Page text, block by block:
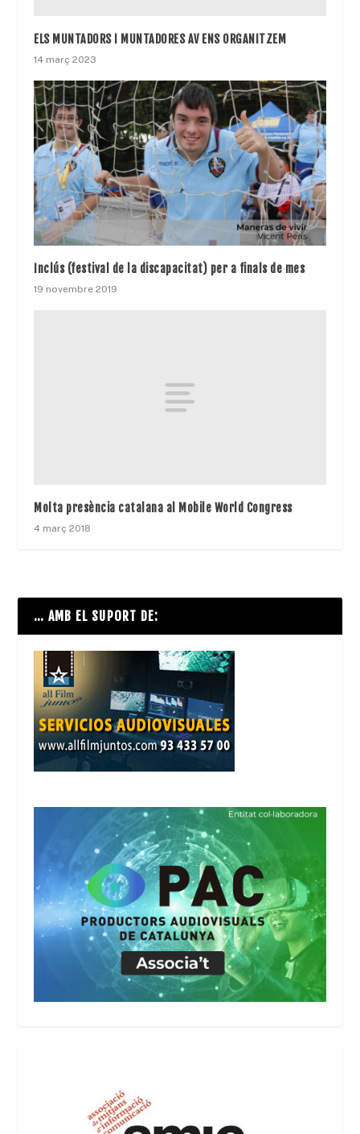
ELS MUNTADORS I MUNTADORES AV ENS ORGANITZEM
14 març 2023
Inclús (festival de la discapacitat) per a finals de mes
19 novembre 2019
Molta presència catalana al Mobile World Congress
4 març 2018
… AMB EL SUPORT DE: